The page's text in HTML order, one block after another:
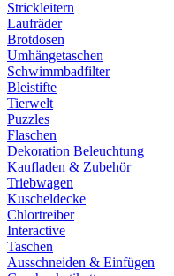
Strickleitern
Laufräder
Brotdosen
Umhängetaschen
Schwimmbadfilter
Bleistifte
Tierwelt
Puzzles
Flaschen
Dekoration Beleuchtung
Kaufladen & Zubehör
Triebwagen
Kuscheldecke
Chlortreiber
Interactive
Taschen
Ausschneiden & Einfügen